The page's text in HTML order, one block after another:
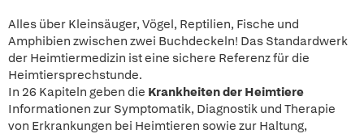
Alles über Kleinsäuger, Vögel, Reptilien, Fische und
Amphibien zwischen zwei Buchdeckeln! Das Standardwerk
der Heimtiermedizin ist eine sichere Referenz für die
Heimtiersprechstunde.
In 26 Kapiteln geben die Krankheiten der Heimtiere
Informationen zur Symptomatik, Diagnostik und Therapie
von Erkrankungen bei Heimtieren sowie zur Haltung,